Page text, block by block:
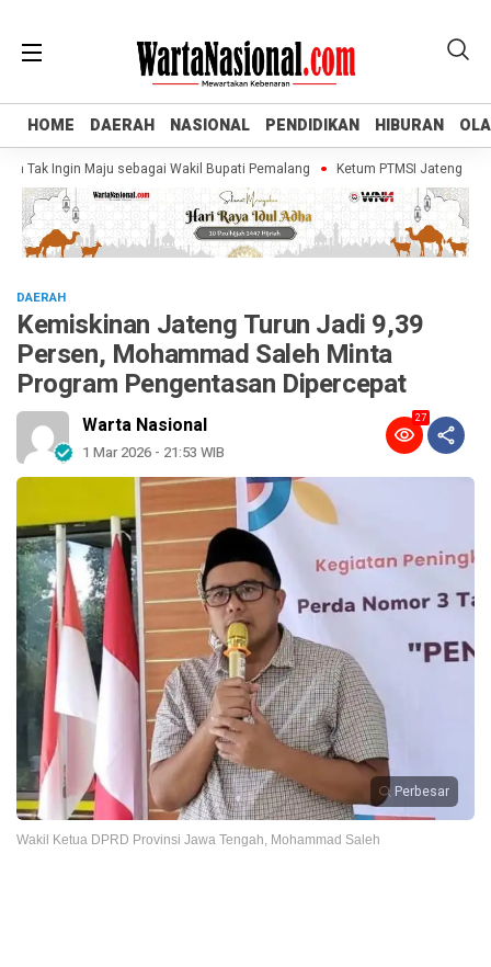
HOME DAERAH NASIONAL PENDIDIKAN HIBURAN
HOME DAERAH NASIONAL PENDIDIKAN HIBURAN
Ingin Maju sebagai Wakil Bupati Pemalang Ketum PTMSI Jateng Tinjau
DAERAH
Kemiskinan Jateng Turun Jadi 9,39
Persen, Mohammad Saleh Minta
Program Pengentasan Dipercepat
Warta Nasional
1 Mar 2026 - 21:53 WIB
27
Perbesar
Wakil Ketua DPRD Provinsi Jawa Tengah, Mohammad Saleh